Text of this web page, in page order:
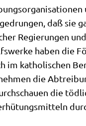
daß sie
Regie­run­gen
haben die
im katho­li­schen
die
die